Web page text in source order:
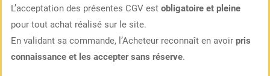
L’acceptation des présentes CGV est obligatoire et pleine
pour tout achat réalisé sur le site.
En validant sa commande, l’Acheteur reconnaît en avoir pris
connaissance et les accepter sans réserve.